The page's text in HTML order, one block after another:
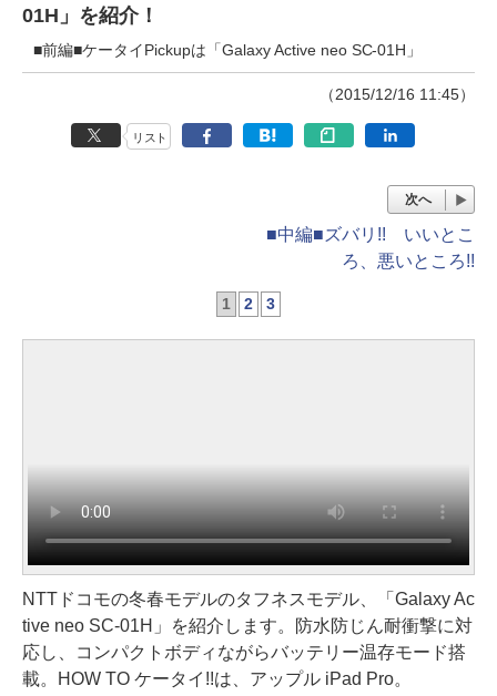
01H」を紹介！
■前編■ケータイPickupは「Galaxy Active neo SC-01H」
（2015/12/16 11:45）
リスト
次へ
■中編■ズバリ!! いいとこ
ろ、悪いところ!!
1 2 3
NTTドコモの冬春モデルのタフネスモデル、「Galaxy Ac
tive neo SC-01H」を紹介します。防水防じん耐衝撃に対
応し、コンパクトボディながらバッテリー温存モード搭
載。HOW TO ケータイ!!は、アップル iPad Pro。